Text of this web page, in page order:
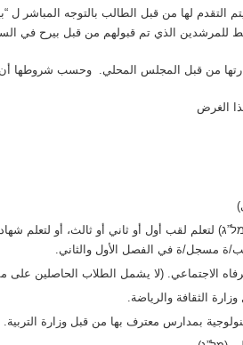
للمرشدين الذي تم قبولهم من قبل بيرح في
من قبل المجلس المحلي. وحسب شروطها أن يلتزم الطالب
الغرض
لتعلم لقب أول أو ثاني أو ثالث، أو
ة مسجل/ة في الفصل الأول والثاني.
الاجتماعي. (لا يشمل الطلاب الحاصلين على
الثقافة والرياضة.
بمدارس معترف بها من قبل وزارة التربية.